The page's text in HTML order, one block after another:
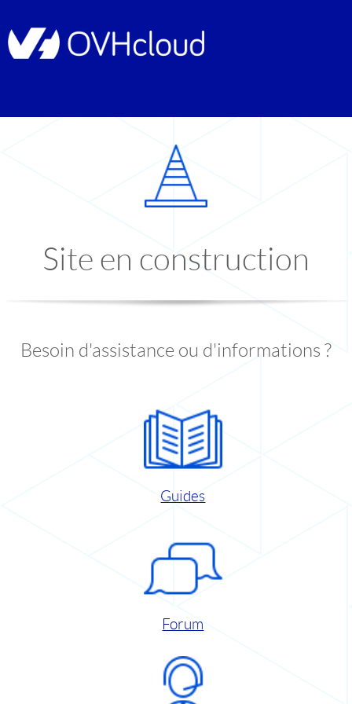
Site en construction
Besoin d'assistance ou d'informations ?
Guides
Forum